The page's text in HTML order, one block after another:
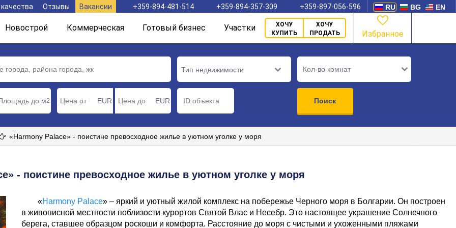
RU BG EN
Отзывы Вакансии +359-894-481-514 +359-894-357-309 +359-897-056-596
Новострой Коммерческая Готовый бизнес Участки
ХОЧУ
КУПИТЬ
ХОЧУ
ПРОДАТЬ
Избранное
м2 EUR EUR
Тип недвижимости Кол-во комнат
Поиск
«Harmony Palace» - поистине превосходное жилье в уютном уголке у моря
- поистине превосходное жилье в уютном уголке у моря
«Harmony Palace» – яркий и уютный жилой комплекс на побережье Черного моря в Болгарии. Он построен
в живописной местности поблизости курортов Святой Влас и Несебр. Это настоящее украшение Солнечного
берега, ставшее образцом роскоши и комфорта. Расстояние до моря с чистыми и ухоженными пляжами